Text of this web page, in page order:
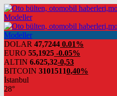
DOLAR 47,7244 0.01%
EURO 55,1925 -0.05%
ALTIN 6.625,32-0,53
BITCOIN 31015110,40%
İstanbul
28°